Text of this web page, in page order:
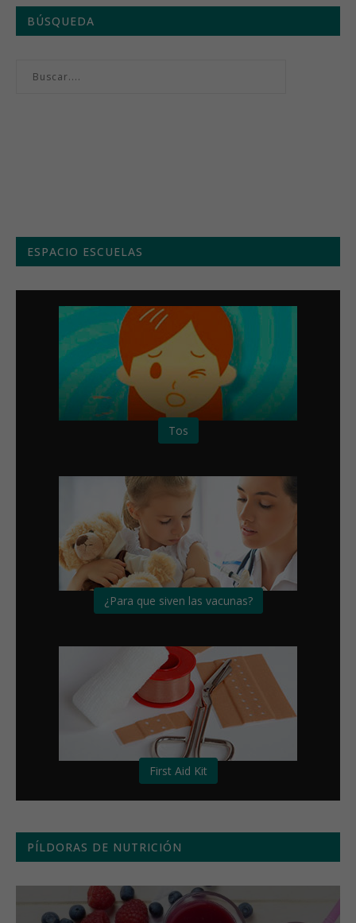
BÚSQUEDA
ESPACIO ESCUELAS
Tos
¿Para que siven las vacunas?
First Aid Kit
PÍLDORAS DE NUTRICIÓN